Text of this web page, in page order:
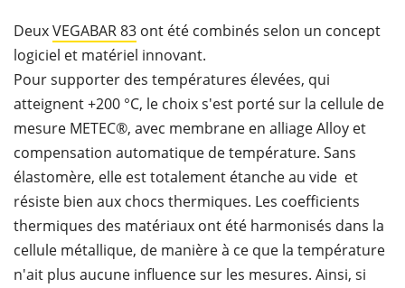
DeuxVEGABAR 83 ont été combinés selon un concept
logiciel et matériel innovant.
Pour supporter des températures élevées, qui
atteignent +200 °C, le choix s'est porté sur la cellule de
mesure METEC®, avec membrane en alliage Alloy et
compensation automatique de température. Sans
élastomère, elle est totalement étanche au vide et
résiste bien aux chocs thermiques. Les coefficients
thermiques des matériaux ont été harmonisés dans la
cellule métallique, de manière à ce que la température
n'ait plus aucune influence sur les mesures. Ainsi, si